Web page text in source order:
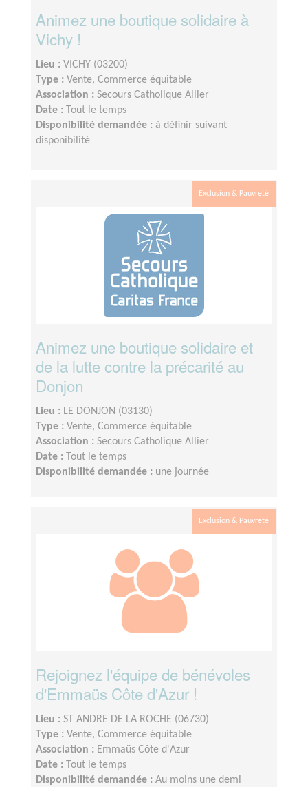
Animez une boutique solidaire à
Vichy !
Lieu : VICHY (03200)
Type : Vente, Commerce équitable
Association : Secours Catholique Allier
Date :
Tout le temps
Disponibilité demandée : à définir suivant
disponibilité
Exclusion & Pauvreté
Animez une boutique solidaire et
de la lutte contre la précarité au
Donjon
Lieu : LE DONJON (03130)
Type : Vente, Commerce équitable
Association : Secours Catholique Allier
Date :
Tout le temps
Disponibilité demandée : une journée
Exclusion & Pauvreté
Rejoignez l'équipe de bénévoles
d'Emmaüs Côte d'Azur !
Lieu : ST ANDRE DE LA ROCHE (06730)
Type : Vente, Commerce équitable
Association : Emmaüs Côte d'Azur
Date :
Tout le temps
Disponibilité demandée : Au moins une demi